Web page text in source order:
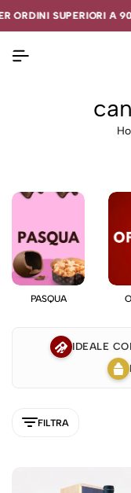
ORDINI SUPERIORI A
ORDINI SUPERIORI A
ORDINI SUPERIORI A
PASQUA
IDEALE
FILTRA